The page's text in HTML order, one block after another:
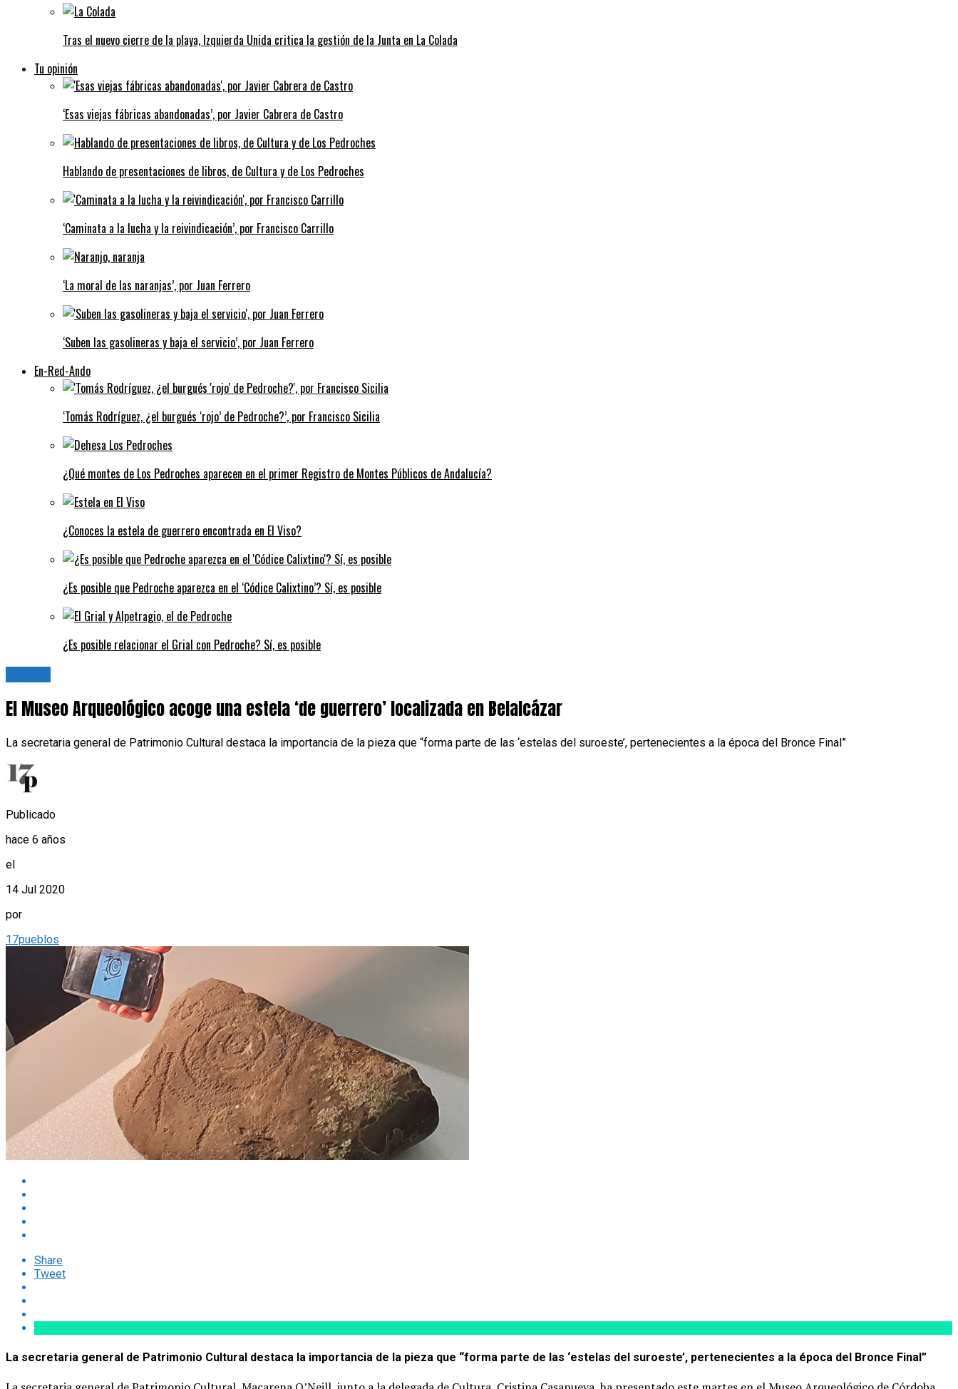
Tras el nuevo cierre de la playa, Izquierda Unida critica la gestión de la Junta en La Colada
Tu opinión
‘Esas viejas fábricas abandonadas’, por Javier Cabrera de Castro
Hablando de presentaciones de libros, de Cultura y de Los Pedroches
‘Caminata a la lucha y la reivindicación’, por Francisco Carrillo
‘La moral de las naranjas’, por Juan Ferrero
‘Suben las gasolineras y baja el servicio’, por Juan Ferrero
En-Red-Ando
‘Tomás Rodríguez, ¿el burgués ‘rojo’ de Pedroche?’, por Francisco Sicilia
¿Qué montes de Los Pedroches aparecen en el primer Registro de Montes Públicos de Andalucía?
¿Conoces la estela de guerrero encontrada en El Viso?
¿Es posible que Pedroche aparezca en el ‘Códice Calixtino’? Sí, es posible
¿Es posible relacionar el Grial con Pedroche? Sí, es posible
El Museo Arqueológico acoge una estela ‘de guerrero’ localizada en Belalcázar
La secretaria general de Patrimonio Cultural destaca la importancia de la pieza que “forma parte de las ‘estelas del suroeste’, pertenecientes a la época del Bronce Final”
Publicado
hace 6 años
el
14 Jul 2020
por
17pueblos
Share
Tweet
La secretaria general de Patrimonio Cultural destaca la importancia de la pieza que “forma parte de las ‘estelas del suroeste’, pertenecientes a la época del Bronce Final”